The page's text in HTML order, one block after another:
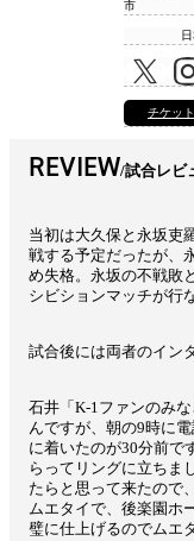
市
チケッ
REVIEW 試合レビ
当初は大久保と永坂吏
戦する予定だったが、
め失格。永坂の不戦敗
シビションマッチが行
試合後には両者のイン
石井「K-1ファンのみ
んですが、朝の9時に
に着いたのが30分前で
らってリングに立ちま
たらと思って来たので
ムエタイで、後楽園ホ
璧に仕上げるのでムエ